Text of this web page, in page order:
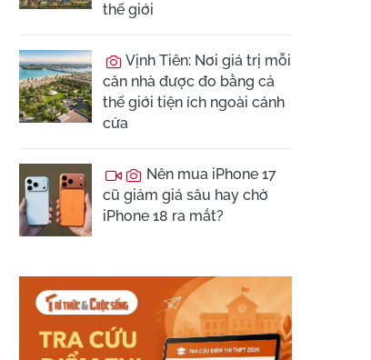
thế giới
Vịnh Tiên: Nơi giá trị mỗi
căn nhà được đo bằng cả
thế giới tiện ích ngoài cánh
cửa
Nên mua iPhone 17
cũ giảm giá sâu hay chờ
iPhone 18 ra mắt?